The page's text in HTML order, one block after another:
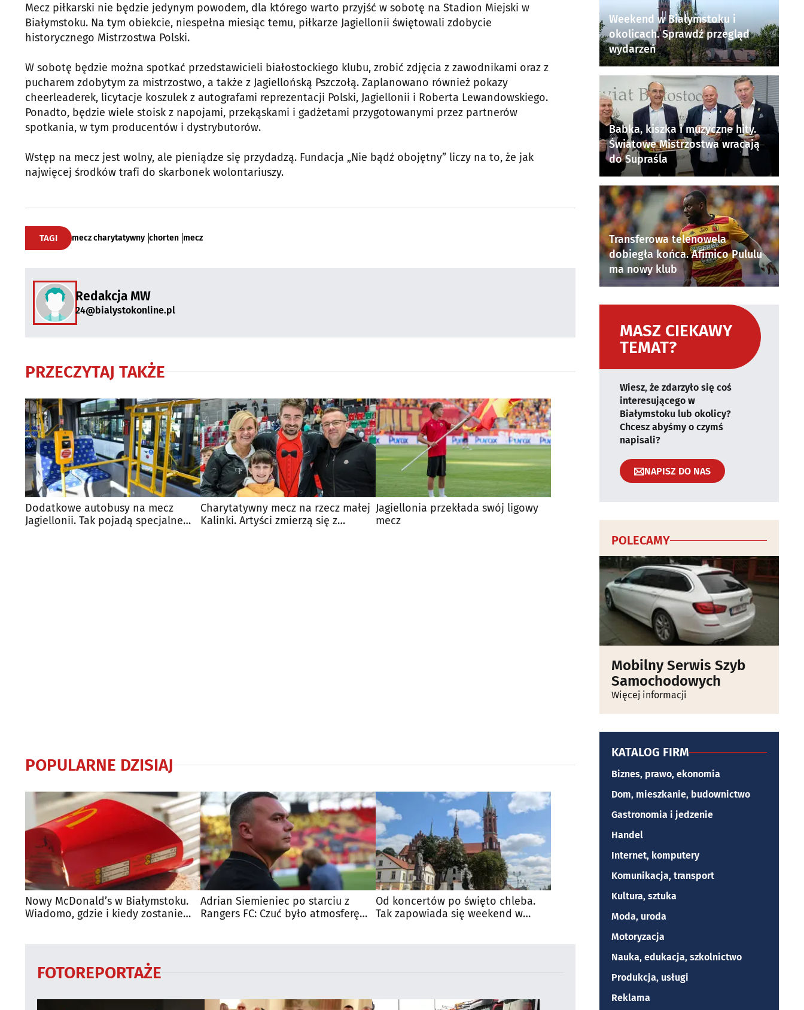
Mecz piłkarski nie będzie jedynym powodem, dla którego warto przyjść w sobotę na Stadion Miejski w
Białymstoku. Na tym obiekcie, niespełna miesiąc temu, piłkarze Jagiellonii świętowali zdobycie
historycznego Mistrzostwa Polski.
W sobotę będzie można spotkać przedstawicieli białostockiego klubu, zrobić zdjęcia z zawodnikami oraz z
pucharem zdobytym za mistrzostwo, a także z Jagiellońską Pszczołą. Zaplanowano również pokazy
cheerleaderek, licytacje koszulek z autografami reprezentacji Polski, Jagiellonii i Roberta Lewandowskiego.
Ponadto, będzie wiele stoisk z napojami, przekąskami i gadżetami przygotowanymi przez partnerów
spotkania, w tym producentów i dystrybutorów.
Wstęp na mecz jest wolny, ale pieniądze się przydadzą. Fundacja „Nie bądź obojętny” liczy na to, że jak
najwięcej środków trafi do skarbonek wolontariuszy.
TAGI mecz charytatywny chorten mecz
Redakcja MW
24@bialystokonline.pl
PRZECZYTAJ TAKŻE
Dodatkowe autobusy na mecz
Jagiellonii. Tak pojadą specjalne
Charytatywny mecz na rzecz małej
Kalinki. Artyści zmierzą się z
Jagiellonia przekłada swój ligowy
mecz
POPULARNE DZISIAJ
Nowy McDonald’s w Białymstoku.
Wiadomo, gdzie i kiedy zostanie
Adrian Siemieniec po starciu z
Rangers FC: Czuć było atmosferę
Od koncertów po święto chleba.
Tak zapowiada się weekend w
FOTOREPORTAŻE
Weekend w Białymstoku i
okolicach. Sprawdź przegląd
wydarzeń
Babka, kiszka i muzyczne hity.
Światowe Mistrzostwa wracają
do Supraśla
Transferowa telenowela
dobiegła końca. Afimico Pululu
ma nowy klub
MASZ CIEKAWY
TEMAT?
Wiesz, że zdarzyło się coś
interesującego w
Białymstoku lub okolicy?
Chcesz abyśmy o czymś
napisali?
NAPISZ DO NAS
POLECAMY
Mobilny Serwis Szyb
Samochodowych
Więcej informacji
KATALOG FIRM
Biznes, prawo, ekonomia
Dom, mieszkanie, budownictwo
Gastronomia i jedzenie
Handel
Internet, komputery
Komunikacja, transport
Kultura, sztuka
Moda, uroda
Motoryzacja
Nauka, edukacja, szkolnictwo
Produkcja, usługi
Reklama